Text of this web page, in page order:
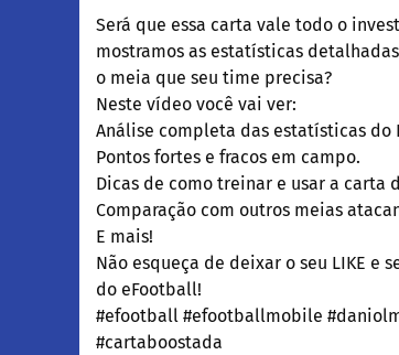
Será que essa carta vale todo o
mostramos as estatísticas
o meia que seu time precisa?
Neste vídeo você vai ver:
Análise completa das estatísticas do
Pontos fortes e fracos em campo.
Dicas de como treinar e usar a carta
Comparação com outros meias
E mais!
Não esqueça de deixar o seu LIKE e
do eFootball!
#efootball #efootballmobile
#cartaboostada